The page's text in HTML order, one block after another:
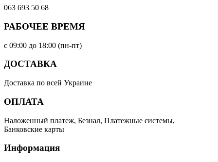
063 693 50 68
РАБОЧЕЕ ВРЕМЯ
с 09:00 до 18:00 (пн-пт)
ДОСТАВКА
Доставка по всей Украине
ОПЛАТА
Наложенный платеж, Безнал, Платежные системы,
Банковские карты
Информация